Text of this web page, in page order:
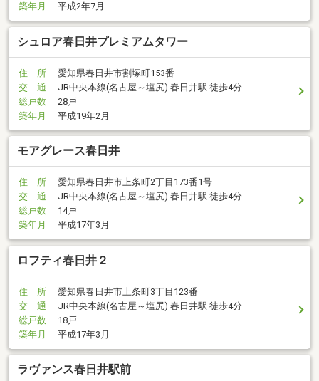
築年月
平成2年7月
シュロア春日井プレミアムタワー
住 所
愛知県春日井市割塚町153番
交 通
JR中央本線(名古屋～塩尻) 春日井駅 徒歩4分
総戸数
28戸
築年月
平成19年2月
モアグレース春日井
住 所
愛知県春日井市上条町2丁目173番1号
交 通
JR中央本線(名古屋～塩尻) 春日井駅 徒歩4分
総戸数
14戸
築年月
平成17年3月
ロフティ春日井２
住 所
愛知県春日井市上条町3丁目123番
交 通
JR中央本線(名古屋～塩尻) 春日井駅 徒歩4分
総戸数
18戸
築年月
平成17年3月
ラヴァンス春日井駅前